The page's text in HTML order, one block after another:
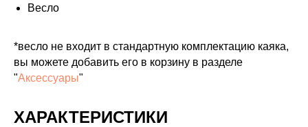
Весло
*весло не входит в стандартную комплектацию каяка,
вы можете добавить его в корзину в разделе
"Аксессуары"
ХАРАКТЕРИСТИКИ